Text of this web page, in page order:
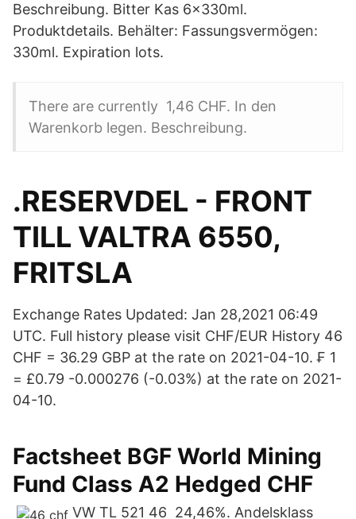
Beschreibung. Bitter Kas 6x330ml.
Produktdetails. Behälter: Fassungsvermögen:
330ml. Expiration lots.
There are currently 1,46 CHF. In den
Warenkorb legen. Beschreibung.
.RESERVDEL - FRONT
TILL VALTRA 6550,
FRITSLA
Exchange Rates Updated: Jan 28,2021 06:49
UTC. Full history please visit CHF/EUR History 46
CHF = 36.29 GBP at the rate on 2021-04-10. ₣ 1
= £0.79 -0.000276 (-0.03%) at the rate on 2021-
04-10.
Factsheet BGF World Mining
Fund Class A2 Hedged CHF
VW TL 521 46 24,46%. Andelsklass